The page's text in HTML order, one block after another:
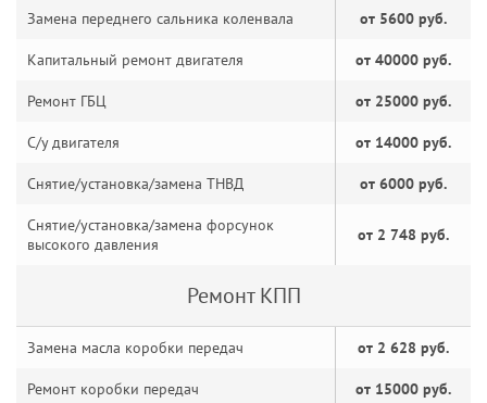
Замена переднего сальника коленвала от 5600 руб.
Капитальный ремонт двигателя от 40000 руб.
Ремонт ГБЦ от 25000 руб.
С/у двигателя от 14000 руб.
Снятие/установка/замена ТНВД от 6000 руб.
Снятие/установка/замена форсунок
высокого давления
от 2 748 руб.
Ремонт КПП
Замена масла коробки передач от 2 628 руб.
Ремонт коробки передач от 15000 руб.